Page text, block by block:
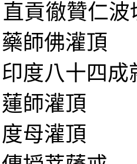
直貢徹贊仁
藥師佛灌頂
印度八十四成
蓮師灌頂
度母灌頂